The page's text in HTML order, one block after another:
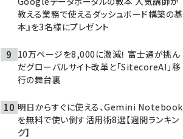
教える業務で使えるダッシュボード構築の基
本』を3名様にプレゼント
10万ページを8,000に激減！ 富士通が挑ん
だグローバルサイト改革と「SitecoreAI」移
行の舞台裏
明日からすぐに使える、Gemini Notebook
を無料で使い倒す活用術8選【週間ランキン
グ】